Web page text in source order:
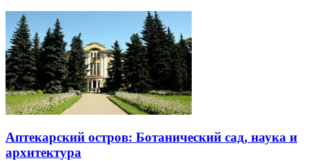
Аптекарский остров: Ботанический сад, наука и
архитектура